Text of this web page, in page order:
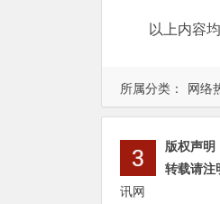
所属分类： 网络
以上内容
版权声明
转载请注
讯网